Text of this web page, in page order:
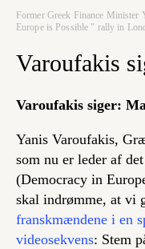
Former Greek Finance Minister
Europe is Possible " rally in
Varoufakis
Varoufakis siger:
Yanis Varoufakis,
som nu er leder af
(Democracy in
skal indrømme, at vi
franskmændene i en
videosekvens: Stem